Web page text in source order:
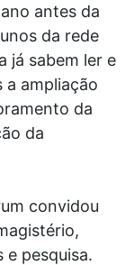
antes da
da rede
já sabem ler e
a ampliação
da
da
convidou
pesquisa.